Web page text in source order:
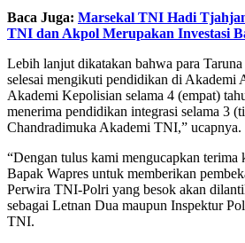
Baca Juga: Marsekal TNI Hadi
TNI dan Akpol Merupakan Investasi
Lebih lanjut dikatakan bahwa para
selesai mengikuti pendidikan di Akademi
Akademi Kepolisian selama 4 (empat)
menerima pendidikan integrasi selama 3
Chandradimuka Akademi TNI,” ucapnya.
“Dengan tulus kami mengucapkan terima
Bapak Wapres untuk memberikan
Perwira TNI-Polri yang besok akan
sebagai Letnan Dua maupun Inspektur
TNI.